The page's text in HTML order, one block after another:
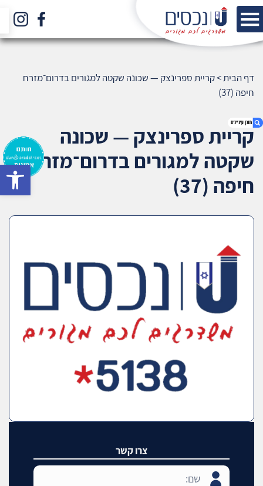
1. קריית ספרינצק — שכונה שקטה למגורים
בדרום־מזרח חיפה (37)
3. שאלתם ? ענינו !
דף הבית>קריית ספרינצק — שכונה שקטה למגורים בדרום־מזרח
חיפה (37)
קריית ספרינצק — שכונה
שקטה למגורים בדרום־מזרח
חיפה (37)
צרו קשר